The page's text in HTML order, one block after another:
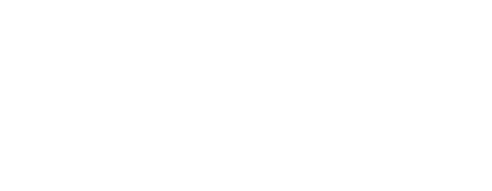
0&0&0&0\\ 0&0&0&1\\ 0&0&0&0\\